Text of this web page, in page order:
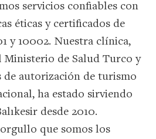
Continuar con
Google
servicios confiables con
éticas y certificados de
y 10002. Nuestra clínica,
Ministerio de Salud Turco y
de autorización de turismo
ha estado sirviendo
desde 2010.
que somos los